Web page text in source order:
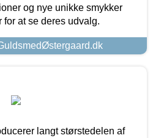
og nye unikke smykker
at se deres udvalg.
langt størstedelen af